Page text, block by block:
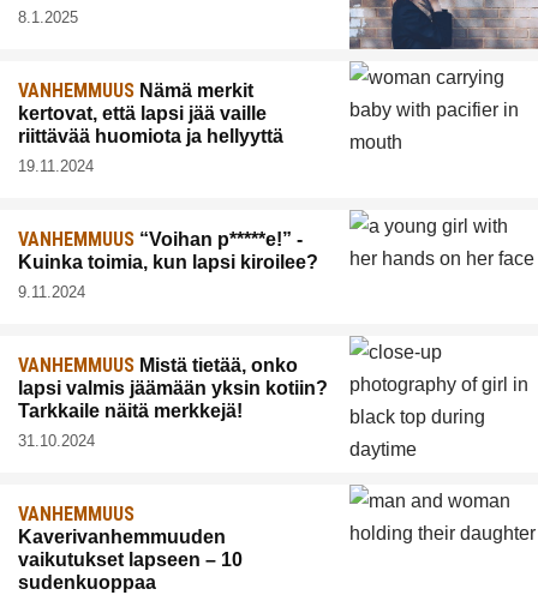
8.1.2025
VANHEMMUUS Nämä merkit
kertovat, että lapsi jää vaille
riittävää huomiota ja hellyyttä
19.11.2024
VANHEMMUUS “Voihan p*****e!” -
Kuinka toimia, kun lapsi kiroilee?
9.11.2024
VANHEMMUUS Mistä tietää, onko
lapsi valmis jäämään yksin kotiin?
Tarkkaile näitä merkkejä!
31.10.2024
VANHEMMUUS
Kaverivanhemmuuden
vaikutukset lapseen – 10
sudenkuoppaa